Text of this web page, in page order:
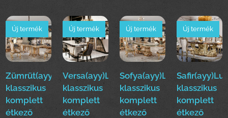
Zümrüt(ayy)Luxus
klasszikus
komplett
étkező
Új termék
Versa(ayy)Luxus
klasszikus
komplett
étkező
Új termék
Sofya(ayy)Luxus
klasszikus
komplett
étkező
Új termék
klasszikus
komplett
étkező
Új termék